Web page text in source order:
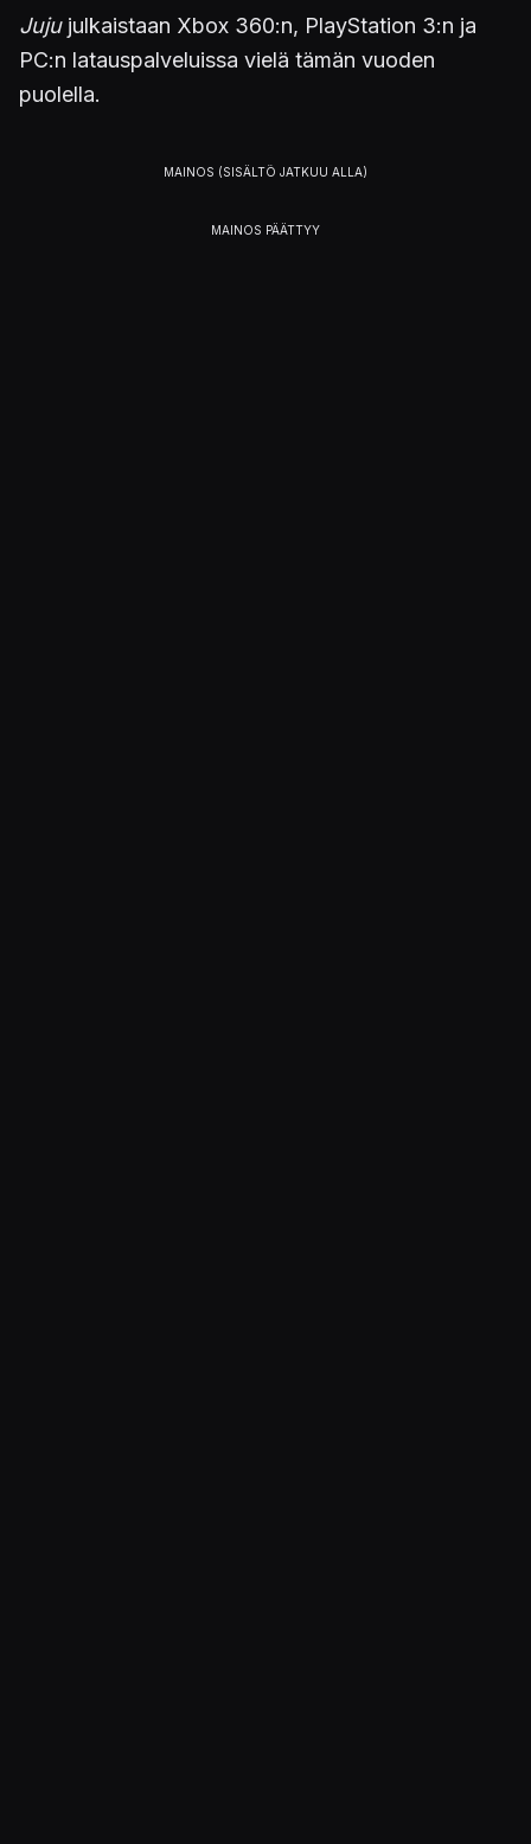
Jujujulkaistaan Xbox 360:n, PlayStation 3:n ja
PC:n latauspalveluissa vielä tämän vuoden
puolella.